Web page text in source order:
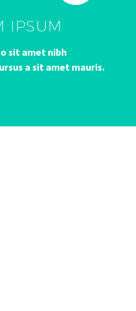
IPSUM
sit amet nibh
a sit amet mauris.